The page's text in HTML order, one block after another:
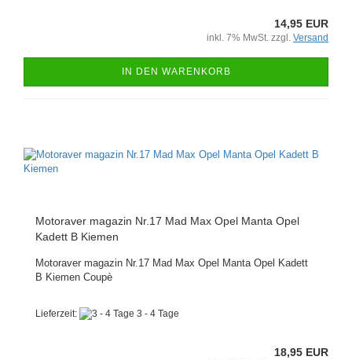
14,95 EUR
inkl. 7% MwSt. zzgl. Versand
IN DEN WARENKORB
Motoraver magazin Nr.17 Mad Max Opel Manta Opel
Kadett B Kiemen
Motoraver magazin Nr.17 Mad Max Opel Manta Opel Kadett
B Kiemen Coupè
Lieferzeit: 3 - 4 Tage
18,95 EUR